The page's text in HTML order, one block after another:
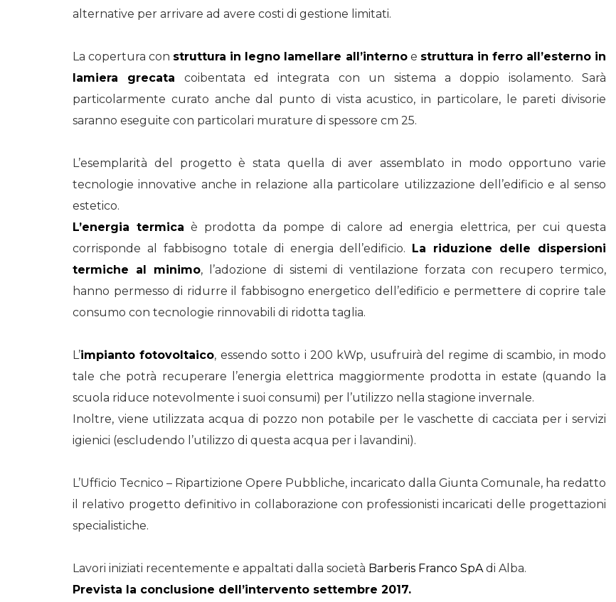
alternative per arrivare ad avere costi di gestione limitati.
La copertura con struttura in legno lamellare all’internoe struttura in ferro all’esterno in
lamiera grecata coibentata ed integrata con un sistema a doppio isolamento. Sarà
particolarmente curato anche dal punto di vista acustico, in particolare, le pareti divisorie
saranno eseguite con particolari murature di spessore cm 25.
L’esemplarità del progetto è stata quella di aver assemblato in modo opportuno varie
tecnologie innovative anche in relazione alla particolare utilizzazione dell’edificio e al senso
estetico.
L’energia termica è prodotta da pompe di calore ad energia elettrica, per cui questa
corrisponde al fabbisogno totale di energia dell’edificio. La riduzione delle dispersioni
termiche al minimo, l’adozione di sistemi di ventilazione forzata con recupero termico,
hanno permesso di ridurre il fabbisogno energetico dell’edificio e permettere di coprire tale
consumo con tecnologie rinnovabili di ridotta taglia.
L’impianto fotovoltaico, essendo sotto i 200 kWp, usufruirà del regime di scambio, in modo
tale che potrà recuperare l’energia elettrica maggiormente prodotta in estate (quando la
scuola riduce notevolmente i suoi consumi) per l’utilizzo nella stagione invernale.
Inoltre, viene utilizzata acqua di pozzo non potabile per le vaschette di cacciata per i servizi
igienici (escludendo l’utilizzo di questa acqua per i lavandini).
L’Ufficio Tecnico – Ripartizione Opere Pubbliche, incaricato dalla Giunta Comunale, ha redatto
il relativo progetto definitivo in collaborazione con professionisti incaricati delle progettazioni
specialistiche.
Lavori iniziati recentemente e appaltati dalla società Barberis Franco SpAdi Alba.
Prevista la conclusione dell’intervento settembre 2017.